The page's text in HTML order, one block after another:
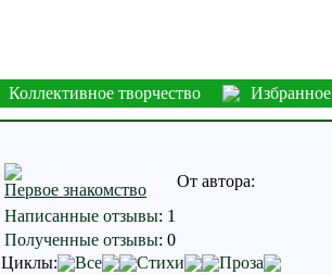
Коллективное творчество Избранное
Первое знакомство
От автора:
Написанные отзывы: 1
Полученные отзывы: 0
Циклы:
Все Стихи Проза